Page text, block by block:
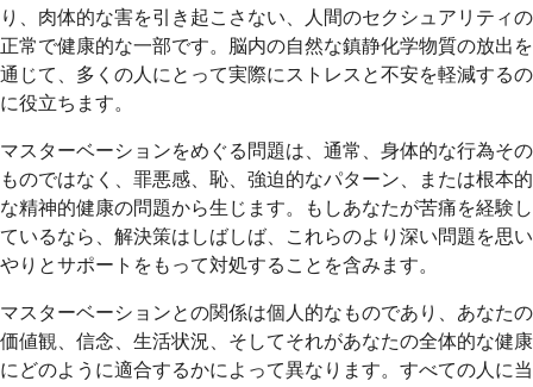
り、肉体的な害を引き起こさない、人間のセクシュアリティの
正常で健康的な一部です。脳内の自然な鎮静化学物質の放出を
通じて、多くの人にとって実際にストレスと不安を軽減するの
に役立ちます。
マスターベーションをめぐる問題は、通常、身体的な行為その
ものではなく、罪悪感、恥、強迫的なパターン、または根本的
な精神的健康の問題から生じます。もしあなたが苦痛を経験し
ているなら、解決策はしばしば、これらのより深い問題を思い
やりとサポートをもって対処することを含みます。
マスターベーションとの関係は個人的なものであり、あなたの
価値観、信念、生活状況、そしてそれがあなたの全体的な健康
にどのように適合するかによって異なります。すべての人に当